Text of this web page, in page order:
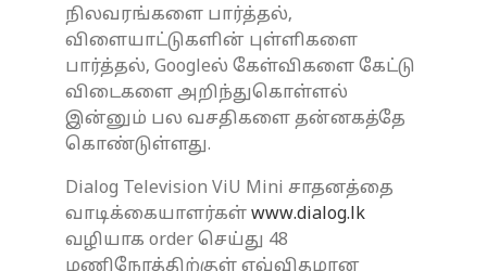
நிலவரங்களை பார்த்தல்,
விளையாட்டுகளின் புள்ளிகளை
பார்த்தல், Googleல் கேள்விகளை கேட்டு
விடைகளை அறிந்துகொள்ளல்
இன்னும் பல வசதிகளை தன்னகத்தே
கொண்டுள்ளது.
Dialog Television ViU Mini சாதனத்தை
வாடிக்கையாளர்கள் www.dialog.lk
வழியாக order செய்து 48
மணிநேரத்திற்குள் எவ்விதமான